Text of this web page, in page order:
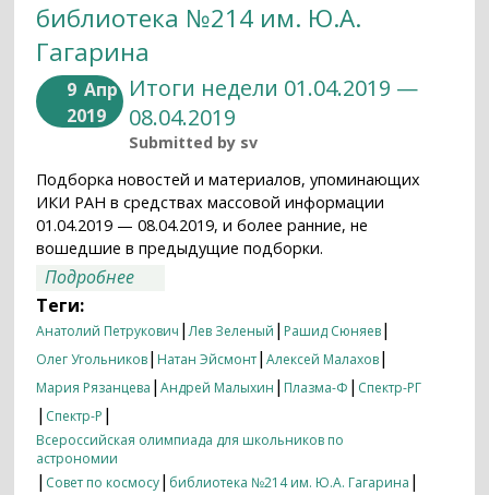
библиотека №214 им. Ю.А.
Гагарина
9 Апр
2019
Итоги недели 01.04.2019 —
08.04.2019
Submitted by sv
Подборка новостей и материалов, упоминающих
ИКИ РАН в средствах массовой информации
01.04.2019 — 08.04.2019, и более ранние, не
вошедшие в предыдущие подборки.
Подробнее
Теги:
Анатолий Петрукович |Лев Зеленый | Рашид Сюняев|
Олег Угольников| Натан Эйсмонт|Алексей Малахов|
Мария Рязанцева |Андрей Малыхин | Плазма-Ф | Спектр-РГ
| Спектр-Р |
Всероссийская олимпиада для школьников по
астрономии
| Совет по космосу| библиотека №214 им. Ю.А. Гагарина |